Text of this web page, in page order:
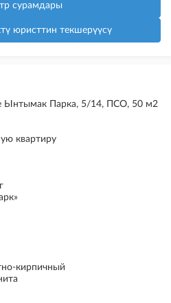
сурамдары
юристтин текшерүүсү
Ынтымак Парка, 5/14, ПСО, 50 м2
квартиру
кирпичный